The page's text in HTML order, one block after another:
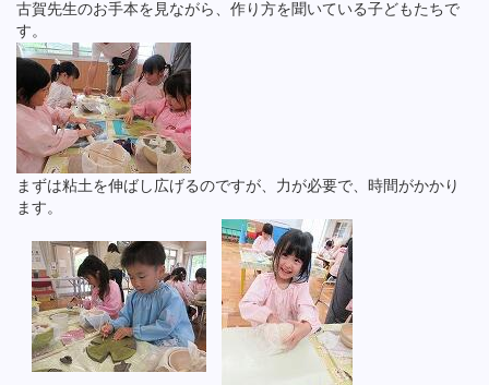
古賀先生のお手本を見ながら、作り方を聞いている子どもたちで
す。
まずは粘土を伸ばし広げるのですが、力が必要で、時間がかかり
ます。